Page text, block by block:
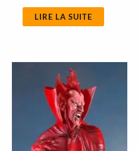
LIRE LA SUITE